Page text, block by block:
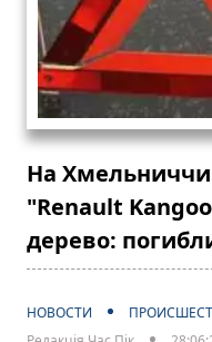
На
"Renault
дерево:
НОВОСТИ